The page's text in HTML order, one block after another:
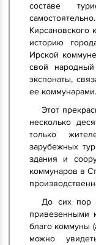
составе
Кирсановского
историю
Ирской
свой
экспонаты,
ее коммунарами.
Этот
несколько
только
зарубежных
здания и
коммунаров в
До сих пор
привезенными
благо коммуны
можно